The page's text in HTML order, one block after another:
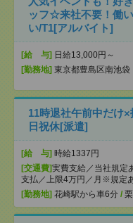
ッフ☆来社不要！働
い/T1[アルバイト]
[給 与] 日給13,000円～
[勤務地] 東京都豊島区南池袋
11時退社午前中だけ
日祝休[派遣]
[給 与] 時給1337円
[交通費]実費支給／当社規定
支払／上限4万円／月※規定
[勤務地] 花崎駅から車6分 /